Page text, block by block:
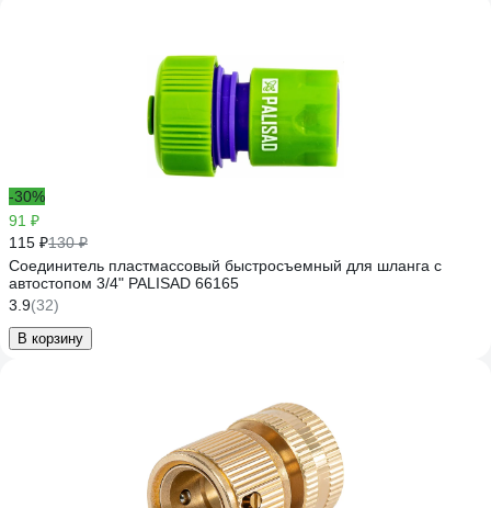
-30%
91 ₽
115 ₽130 ₽
Соединитель пластмассовый быстросъемный для шланга с
автостопом 3/4" PALISAD 66165
3.9(32)
В корзину